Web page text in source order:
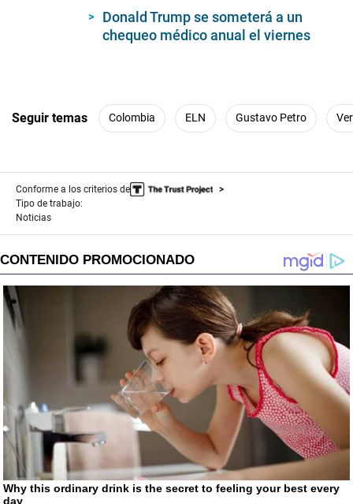
Donald Trump se someterá a un
chequeo médico anual el viernes
Seguir temas Colombia ELN Gustavo Petro
Conforme a los criterios de
Tipo de trabajo:
Noticias